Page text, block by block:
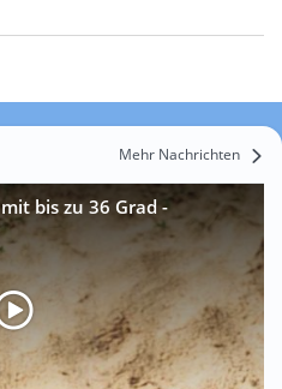
Mehr Nachrichten
bis zu 36 Grad -